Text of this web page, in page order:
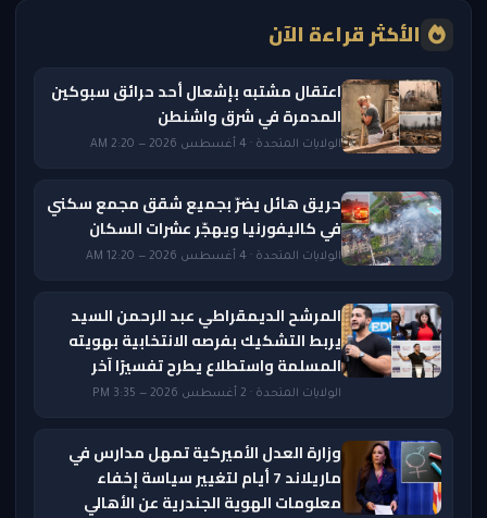
الأكثر قراءة الآن
اعتقال مشتبه بإشعال أحد حرائق سبوكين
المدمرة في شرق واشنطن
الولايات المتحدة · 4 أغسطس 2026 — 2:20 AM
حريق هائل يضرّ بجميع شقق مجمع سكني
في كاليفورنيا ويهجّر عشرات السكان
الولايات المتحدة · 4 أغسطس 2026 — 12:20 AM
المرشح الديمقراطي عبد الرحمن السيد
يربط التشكيك بفرصه الانتخابية بهويته
المسلمة واستطلاع يطرح تفسيرًا آخر
الولايات المتحدة · 2 أغسطس 2026 — 3:35 PM
وزارة العدل الأميركية تمهل مدارس في
ماريلاند 7 أيام لتغيير سياسة إخفاء
معلومات الهوية الجندرية عن الأهالي